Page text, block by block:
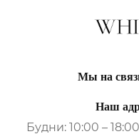
Мы на
Наш
Будни: 10:00 –